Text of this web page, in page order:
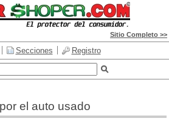
Sitio Completo >>
Secciones Registro
el auto usado